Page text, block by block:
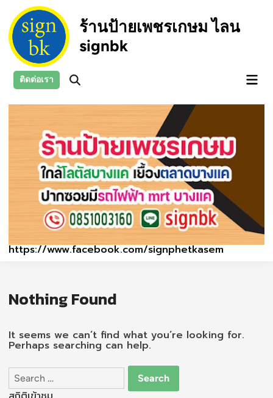
content
ร้านป้ายเพชรเกษม ไลน
signbk
ติดต่อเรา
Open
https://www.facebook.com/signphetkasem
Main
Nothing Found
It seems we can’t find what you’re looking for.
Perhaps searching can help.
Search
for: